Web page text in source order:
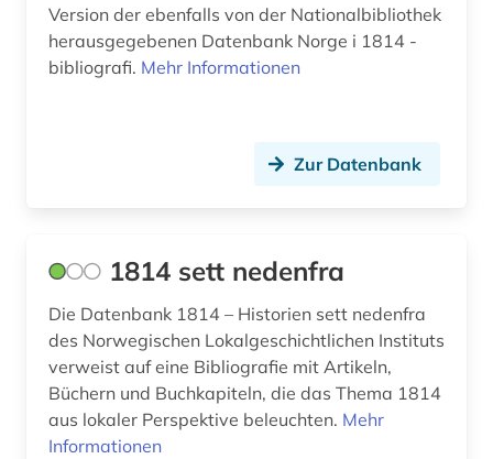
auschwitz-prozess (3)
ausgrabung (2)
ausländisches kulturgut (1)
aussenpolitik (1)
australien (9)
auswanderer (3)
auswanderung (14)
Version der ebenfalls von der Nationalbibliothek
herausgegebenen Datenbank Norge i 1814 -
bibliografi. Mehr Informationen
Zur Datenbank
1814 sett nedenfra
Die Datenbank 1814 – Historien sett nedenfra
des Norwegischen Lokalgeschichtlichen Instituts
verweist auf eine Bibliografie mit Artikeln,
Büchern und Buchkapiteln, die das Thema 1814
aus lokaler Perspektive beleuchten. Mehr
Informationen